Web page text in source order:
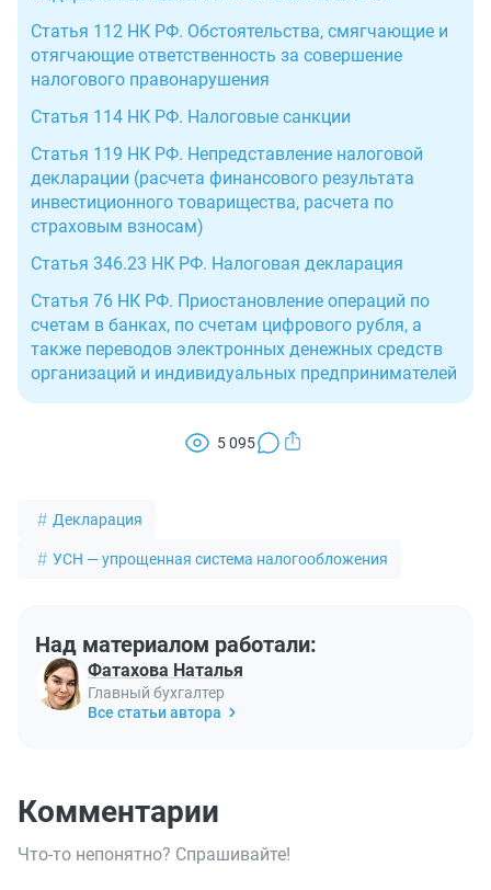
Статья 112 НК РФ. Обстоятельства, смягчающие и
отягчающие ответственность за совершение
налогового правонарушения
Статья 114 НК РФ. Налоговые санкции
Статья 119 НК РФ. Непредставление налоговой
декларации (расчета финансового результата
инвестиционного товарищества, расчета по
страховым взносам)
Статья 346.23 НК РФ. Налоговая декларация
Статья 76 НК РФ. Приостановление операций по
счетам в банках, по счетам цифрового рубля, а
также переводов электронных денежных средств
организаций и индивидуальных предпринимателей
5 095
Декларация
УСН — упрощенная система налогообложения
Над материалом работали:
Фатахова Наталья
Главный бухгалтер
Все статьи автора
Комментарии
Что-то непонятно? Спрашивайте!